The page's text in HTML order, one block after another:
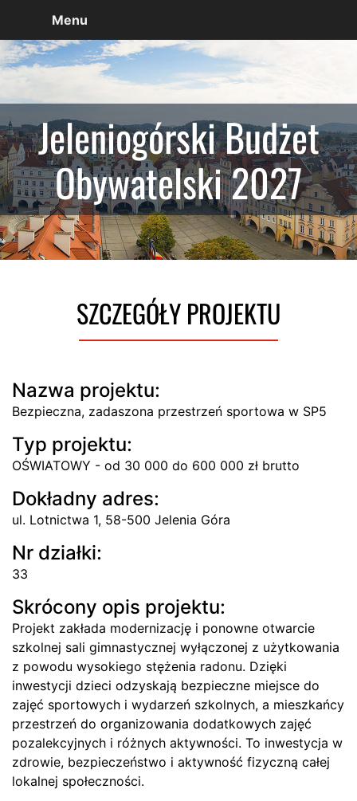
Menu
Jeleniogórski Budżet
Obywatelski 2027
SZCZEGÓŁY PROJEKTU
Nazwa projektu:
Bezpieczna, zadaszona przestrzeń sportowa w SP5
Typ projektu:
OŚWIATOWY - od 30 000 do 600 000 zł brutto
Dokładny adres:
ul. Lotnictwa 1, 58-500 Jelenia Góra
Nr działki:
33
Skrócony opis projektu:
Projekt zakłada modernizację i ponowne otwarcie
szkolnej sali gimnastycznej wyłączonej z użytkowania
z powodu wysokiego stężenia radonu. Dzięki
inwestycji dzieci odzyskają bezpieczne miejsce do
zajęć sportowych i wydarzeń szkolnych, a mieszkańcy
przestrzeń do organizowania dodatkowych zajęć
pozalekcyjnych i różnych aktywności. To inwestycja w
zdrowie, bezpieczeństwo i aktywność fizyczną całej
lokalnej społeczności.